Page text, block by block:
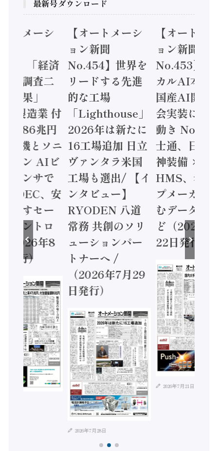
最新号ダウンロード
トメーシ
】「経済
態調査二
結果」
年製造業 付
額86兆円
電機とソニ
コン AIビ
センサで
/ IDEC、安
かすセー
コントロ
2026年8
発行）
【オートメーシ
ョン新聞
No.454】世界を
リードする先進
的な工場
「Lighthouse」
2026年は新たに
16工場追加 日立
ヴァンタラ米国
工場も選出/ 【イ
ンタビュー】
RYODEN 八道
常務 共創のソリ
ューションパー
トナーへ /
（2026年7月29
日発行）
2026年7月28日
【オートメ
ョン新聞
No.453】フ
カルAI本格
国産AI開発
会実装に活
動き
士通、日立
神装備 ×
HMS、老舗
プメーカー
むデータ活
ど（2026年
22日発行）
2026年7月21日